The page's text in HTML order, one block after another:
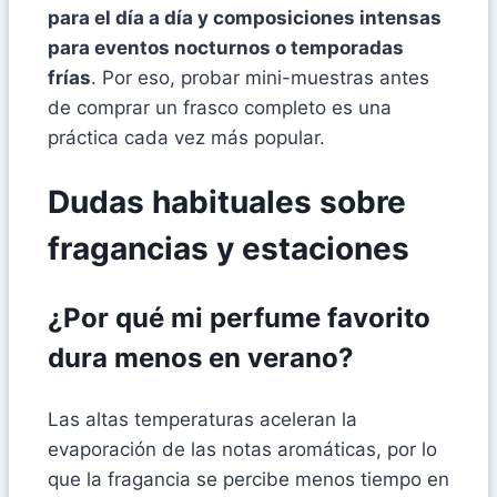
para el día a día y composiciones intensas
para eventos nocturnos o temporadas
frías. Por eso, probar mini-muestras antes
de comprar un frasco completo es una
práctica cada vez más popular.
Dudas habituales sobre
fragancias y estaciones
¿Por qué mi perfume favorito
dura menos en verano?
Las altas temperaturas aceleran la
evaporación de las notas aromáticas, por lo
que la fragancia se percibe menos tiempo en